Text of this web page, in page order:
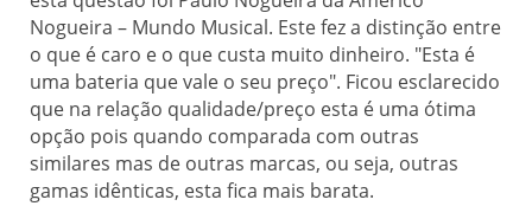
Nogueira – Mundo Musical. Este fez a distinção entre
o que é caro e o que custa muito dinheiro. "Esta é
uma bateria que vale o seu preço". Ficou esclarecido
que na relação qualidade/preço esta é uma ótima
opção pois quando comparada com outras
similares mas de outras marcas, ou seja, outras
gamas idênticas, esta fica mais barata.